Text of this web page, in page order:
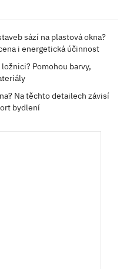
sází na plastová okna?
i energetická účinnost
Pomohou barvy,
Na těchto detailech závisí
bydlení